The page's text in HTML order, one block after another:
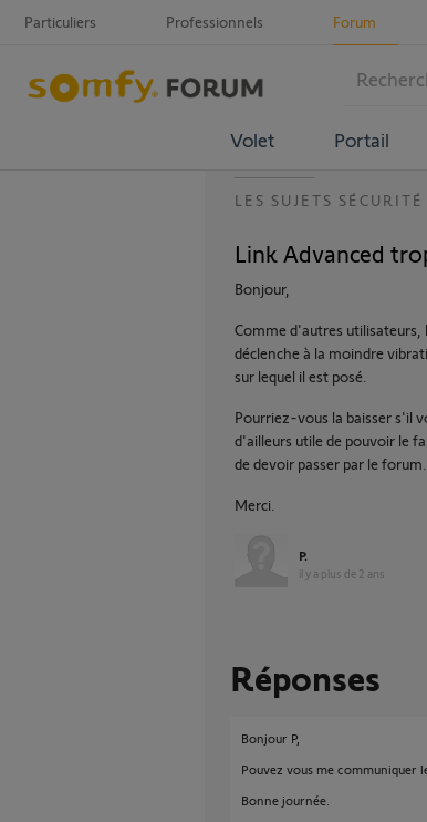
Particuliers Professionnels Forum
Volet Portail
LES SUJETS SÉCURITÉ
Link Advanced
Bonjour,
Comme d'autres
déclenche à la moindre
sur lequel il est posé.
Pourriez-vous la baisser s'il
d'ailleurs utile de pouvoir le
de devoir passer par le forum.
Merci.
P.
il y a plus de 2 ans
Réponses
Bonjour P,
Pouvez vous me communiquer
Bonne journée.